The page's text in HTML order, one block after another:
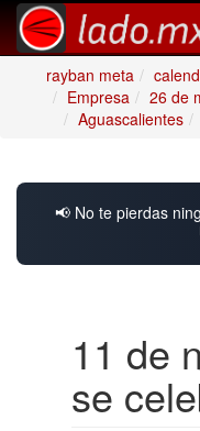
rayban meta
Empresa
26 de
Aguascalientes
📢 No te pierdas
11 de
se